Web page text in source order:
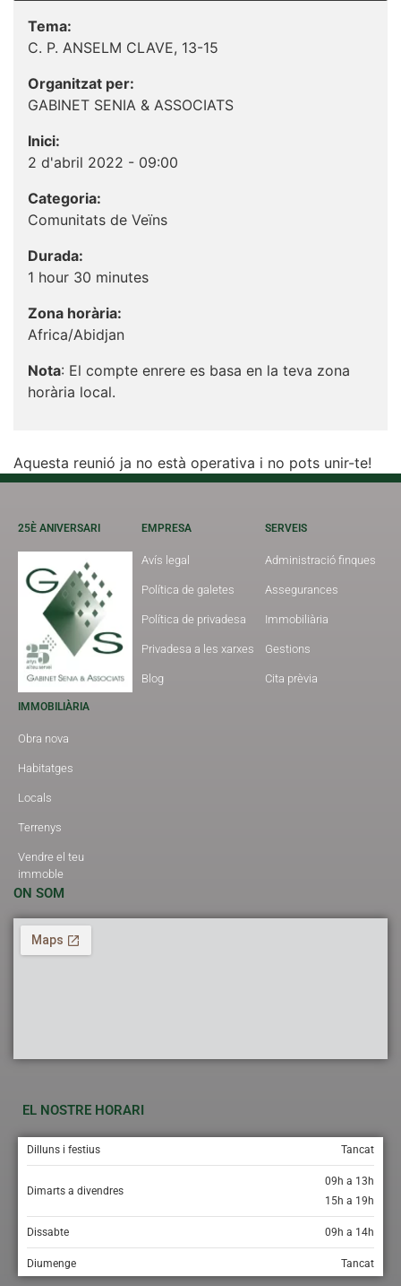
Tema:
C. P. ANSELM CLAVE, 13-15
Organitzat per:
GABINET SENIA & ASSOCIATS
Inici:
2 d'abril 2022 - 09:00
Categoria:
Comunitats de Veïns
Durada:
1 hour 30 minutes
Zona horària:
Africa/Abidjan
Nota: El compte enrere es basa en la teva zona
horària local.
Aquesta reunió ja no està operativa i no pots unir-te!
25È ANIVERSARI EMPRESA
Avís legal
Política de galetes
Política de privadesa
Privadesa a les xarxes
Blog
SERVEIS
Administració finques
Assegurances
Immobiliària
Gestions
Cita prèvia
IMMOBILIÀRIA
Obra nova
Habitatges
Locals
Terrenys
Vendre el teu
immoble
ON SOM
EL NOSTRE HORARI
Dilluns i festius Tancat
Dimarts a divendres
09h a 13h
15h a 19h
Dissabte 09h a 14h
Diumenge Tancat